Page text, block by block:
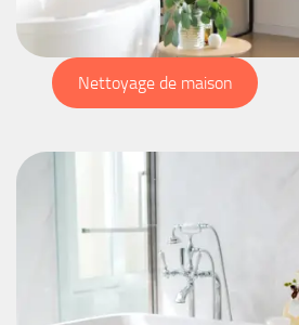
Nettoyage de maison